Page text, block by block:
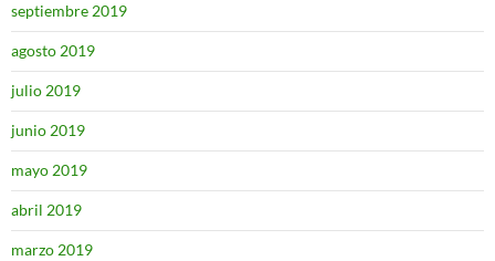
septiembre 2019
agosto 2019
julio 2019
junio 2019
mayo 2019
abril 2019
marzo 2019